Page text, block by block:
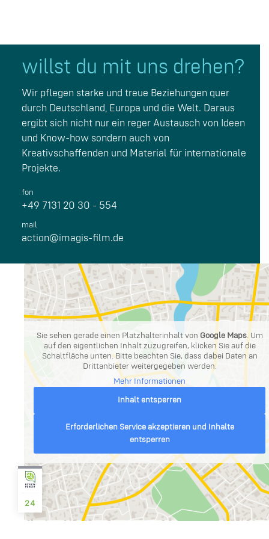
willst du mit uns drehen?
Wir pflegen starke und treue Beziehungen quer
durch Deutschland, Europa und die Welt. Daraus
ergibt sich nicht nur ein reger Austausch von Ideen
und Know-how sondern auch von
Kreativschaffenden und Material für internationale
Projekte.
fon
+49 7131 20 30 - 554
mail
action@imagis-film.de
Sie sehen gerade einen Platzhalterinhalt von Google Maps. Um
auf den eigentlichen Inhalt zuzugreifen, klicken Sie auf die
Schaltfläche unten. Bitte beachten Sie, dass dabei Daten an
Drittanbieter weitergegeben werden.
Mehr Informationen
Inhalt entsperren
Erforderlichen Service akzeptieren und Inhalte
entsperren
24